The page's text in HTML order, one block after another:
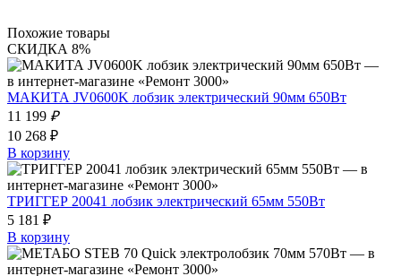
Похожие товары
СКИДКА 8%
МАКИТА JV0600K лобзик электрический 90мм 650Вт
11 199 ₽
10 268 ₽
В корзину
ТРИГГЕР 20041 лобзик электрический 65мм 550Вт
5 181 ₽
В корзину